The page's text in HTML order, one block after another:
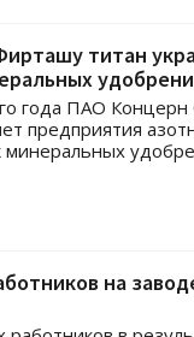
титан
года ПАО
предприятия
минеральных
на